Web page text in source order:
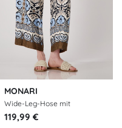
MONARI
Wide-Leg-Hose mit
Ornamentmuster
119,99 €